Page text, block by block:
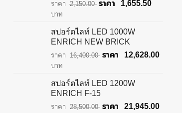
2,150.00 Original
฿2,150.00.
1,655.50Current
บาท
สปอร์ตไลท์ LED 1000W
ENRICH NEW BRICK
16,400.00 Original
฿16,400.00.
12,628.00Current
บาท
สปอร์ตไลท์ LED 1200W
ENRICH F-15
28,500.00 Original21,945.00Current